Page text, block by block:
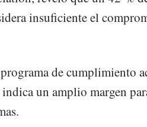
insuficiente el
de cumplimiento
un amplio margen